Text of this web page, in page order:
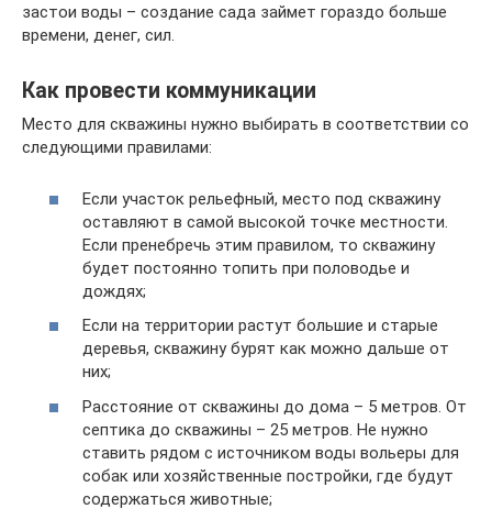
застои воды – создание сада займет гораздо больше
времени, денег, сил.
Как провести коммуникации
Место для скважины нужно выбирать в соответствии со
следующими правилами:
Если участок рельефный, место под скважину
оставляют в самой высокой точке местности.
Если пренебречь этим правилом, то скважину
будет постоянно топить при половодье и
дождях;
Если на территории растут большие и старые
деревья, скважину бурят как можно дальше от
них;
Расстояние от скважины до дома – 5 метров. От
септика до скважины – 25 метров. Не нужно
ставить рядом с источником воды вольеры для
собак или хозяйственные постройки, где будут
содержаться животные;